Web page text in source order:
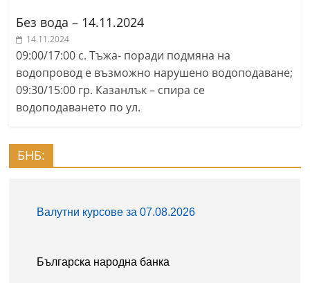
Без вода – 14.11.2024
14.11.2024
09:00/17:00 с. Тъжа- поради подмяна на
водопровод е възможно нарушено водоподаване;
09:30/15:00 гр. Казанлък – спира се
водоподаването по ул.
БНБ: